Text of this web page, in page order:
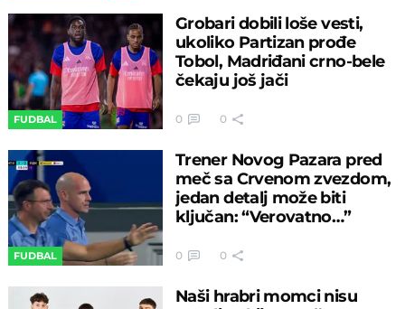
FUDBAL
Grobari dobili loše vesti,
ukoliko Partizan prođe
Tobol, Madriđani crno-bele
čekaju još jači
0 0
FUDBAL
Trener Novog Pazara pred
meč sa Crvenom zvezdom,
jedan detalj može biti
ključan: “Verovatno…”
0 0
Naši hrabri momci nisu